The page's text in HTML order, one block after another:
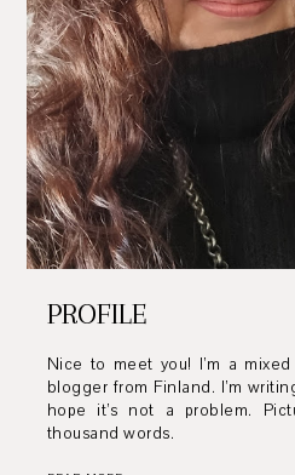
PROFILE
Nice to meet you! I’m a
blogger from Finland. I’m
hope it’s not a problem.
thousand words.